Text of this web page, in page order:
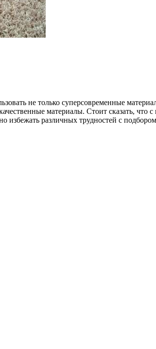
не только суперсовременные
материалы. Стоит сказать, что
различных трудностей с